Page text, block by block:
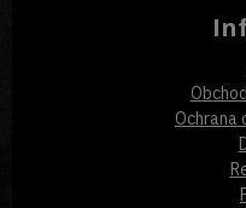
Ochrana